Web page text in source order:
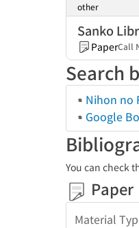
other
Sanko
PaperCall
Search
Nihon no
Google
You can check
Paper
Material